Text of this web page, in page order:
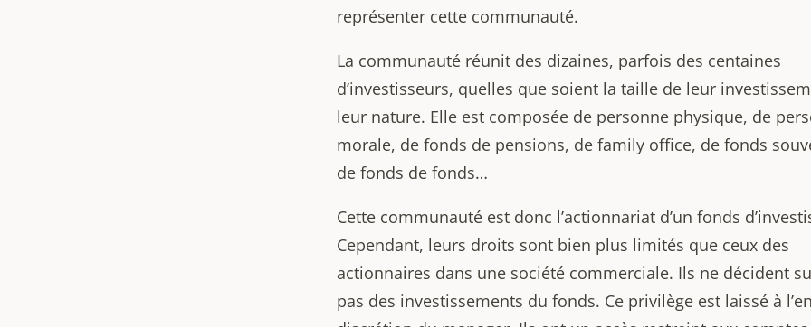
représenter cette communauté.
La communauté réunit des dizaines, parfois des centaines
d’investisseurs, quelles que soient la taille de leur
leur nature. Elle est composée de personne physique, de
morale, de fonds de pensions, de family office, de fonds
de fonds de fonds…
Cette communauté est donc l’actionnariat d’un fonds
Cependant, leurs droits sont bien plus limités que ceux des
actionnaires dans une société commerciale. Ils ne décident
pas des investissements du fonds. Ce privilège est laissé à